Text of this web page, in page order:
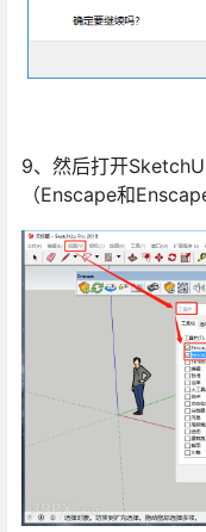
9、然后打开
（Enscape和